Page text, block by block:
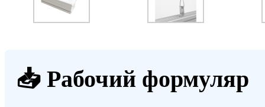
📥 Рабочий формуляр